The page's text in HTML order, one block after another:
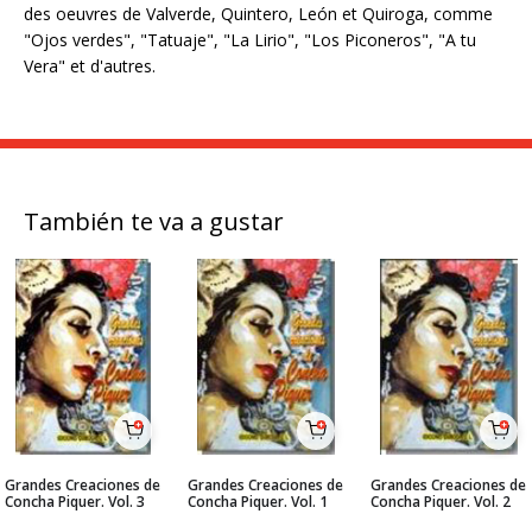
des oeuvres de Valverde, Quintero, León et Quiroga, comme
"Ojos verdes", "Tatuaje", "La Lirio", "Los Piconeros", "A tu
Vera" et d'autres.
También te va a gustar
Grandes Creaciones de
Concha Piquer. Vol. 3
Grandes Creaciones de
Concha Piquer. Vol. 1
Grandes Creaciones de
Concha Piquer. Vol. 2